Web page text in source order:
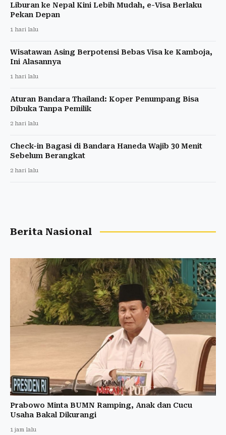
Liburan ke Nepal Kini Lebih Mudah, e-Visa Berlaku
Pekan Depan
1 hari lalu
Wisatawan Asing Berpotensi Bebas Visa ke Kamboja,
Ini Alasannya
1 hari lalu
Aturan Bandara Thailand: Koper Penumpang Bisa
Dibuka Tanpa Pemilik
2 hari lalu
Check-in Bagasi di Bandara Haneda Wajib 30 Menit
Sebelum Berangkat
2 hari lalu
Berita Nasional
Prabowo Minta BUMN Ramping, Anak dan Cucu
Usaha Bakal Dikurangi
1 jam lalu